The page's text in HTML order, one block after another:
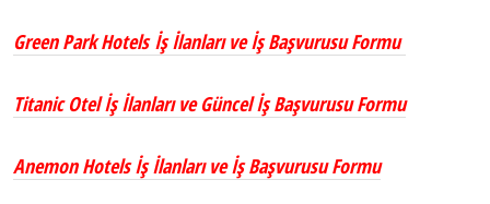
Green Park Hotels İş İlanları ve İş Başvurusu Formu
Titanic Otel İş İlanları ve Güncel İş Başvurusu Formu
Anemon Hotels İş İlanları ve İş Başvurusu Formu